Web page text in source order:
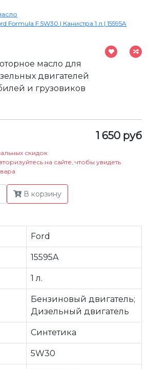
F 5W30 | Канистра 1 л | 15595A
масло для
двигателей
и грузовиков
1 650 руб
скидок
на сайте, чтобы увидеть
В корзину
Ford
15595A
1 л.
Бензиновый двигатель;
Дизельный двигатель
Синтетика
5W30